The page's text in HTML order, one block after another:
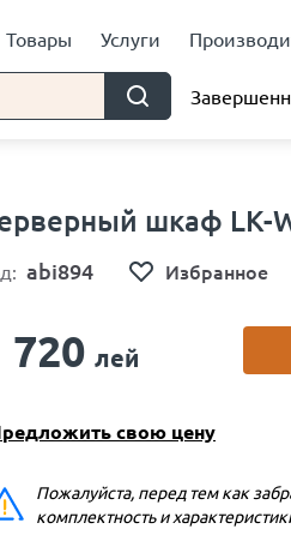
Товары Услуги
шкаф LK-
abi894 Избранное
720 лей
свою цену
Пожалуйста, перед тем как
комплектность и